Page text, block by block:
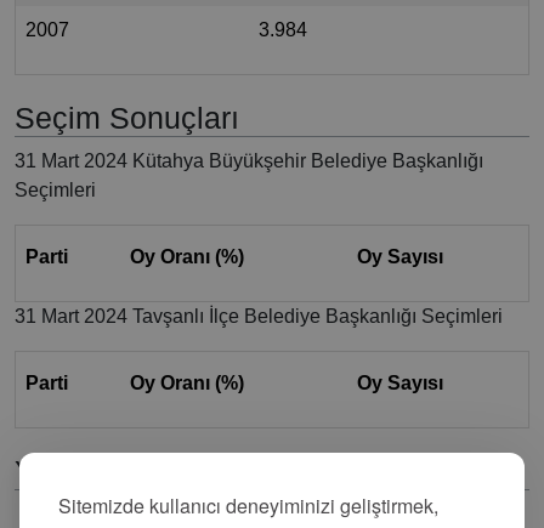
Sitemizde kullanıcı deneyiminizi geliştirmek,
2007 3.984
Seçim Sonuçları
31 Mart 2024 Kütahya Büyükşehir Belediye Başkanlığı
Seçimleri
Parti Oy Oranı (%) Oy Sayısı
31 Mart 2024 Tavşanlı İlçe Belediye Başkanlığı Seçimleri
Parti Oy Oranı (%) Oy Sayısı
Yorumlar